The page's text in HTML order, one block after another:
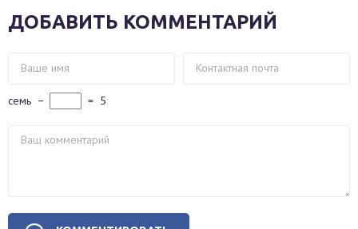
ДОБАВИТЬ КОММЕНТАРИЙ
семь − = 5